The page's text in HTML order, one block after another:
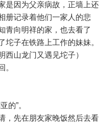
是因为父亲病故，正墙上还
册记录着他们一家人的悲
青向明祥的家，也去看了
坨子在铁路上工作的妹妹。
西山龙门又遇见坨子）
。
的”。
，先在朋友家晚饭然后去看